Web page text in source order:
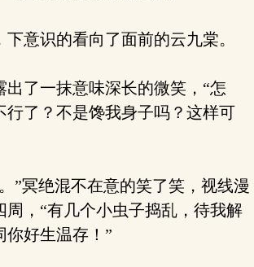
意识的看向了面前的云九棠。
了一抹意味深长的微笑，“怎
行了？不是馋我身子吗？这样可
”冥绝混不在意的笑了笑，视线漫
周，“有几个小虫子捣乱，待我解
你好生温存！”